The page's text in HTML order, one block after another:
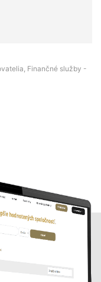
Finančné služby -